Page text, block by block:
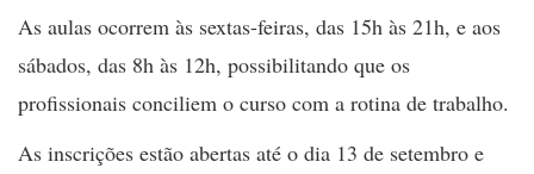
As aulas ocorrem às sextas-feiras, das 15h às 21h, e aos
sábados, das 8h às 12h, possibilitando que os
profissionais conciliem o curso com a rotina de trabalho.
As inscrições estão abertas até o dia 13 de setembro e